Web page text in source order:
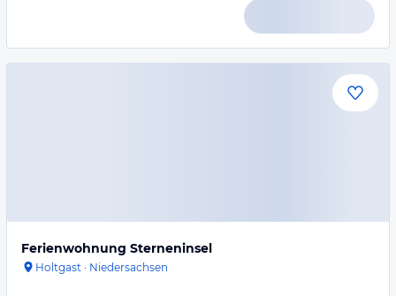
Ferienwohnung Sterneninsel
Holtgast · Niedersachsen